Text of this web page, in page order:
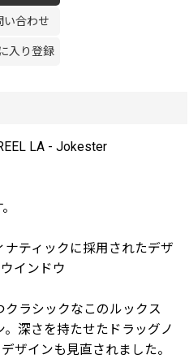
い合わせ
入り登録
LA - Jokester
ティックに採用されたデザ
インドウ
ラシックなこのルックス
深さを持たせたドラッグノ
ザインも見直されました。